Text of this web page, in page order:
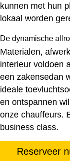
kunnen met hun
lokaal worden
De dynamische
Materialen,
interieur voldoen
een zakensedan
ideale
en ontspannen
onze chauffeurs.
business class.
Reserveer